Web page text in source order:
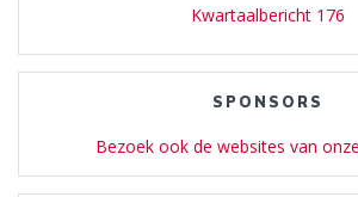
Kwartaalbericht 176
SPONSORS
Bezoek ook de websites van